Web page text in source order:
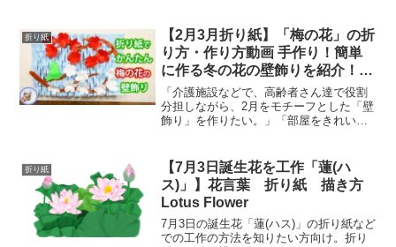
水仙を「雪中花」とも呼びます。 お正月
に飾ると縁起がよい...
折り紙
【2月3月折り紙】「梅の花」の折
り方・作り方動画 手作り！簡単
に作る冬の花の壁飾りを紹介！正
月だけでなく飾ってみるのはいか
がでしょう？【つくるモン】
Plum blossom
「介護施設などで、高齢者さん達で役割
分担しながら、2月をモチーフとした「壁
飾り」を作りたい。」「部屋をきれいに
「梅の花」の壁飾りの作り方のご紹介で
す。この動画を参考に作...
折り紙
【7月3日誕生花を工作「蓮(ハ
ス)」】花言葉 折り紙 描き方
Lotus Flower
7月3日の誕生花「蓮(ハス)」の折り紙など
での工作の方法を知りたい方向け。折り